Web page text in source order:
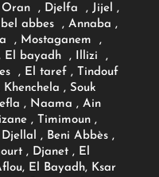
Oran , Djelfa , Jijel ,
abbes , Annaba ,
, Mostaganem ,
El bayadh , Illizi ,
, El taref , Tindouf
, Souk
, Naama , Ain
, Timimoun ,
, Beni Abbès ,
, Djanet , El
El Bayadh, Ksar